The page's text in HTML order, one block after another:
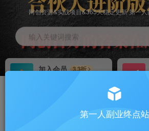
网创资源&实战项目&365天稳定更新 第一
输入关键词搜索
加入会员
3.3折
推广返佣高达70%第一人副业终点站